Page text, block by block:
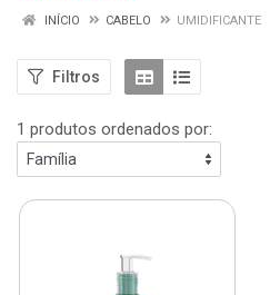
INÍCIO CABELO UMIDIFICANTE
Filtros
1 produtos ordenados por: